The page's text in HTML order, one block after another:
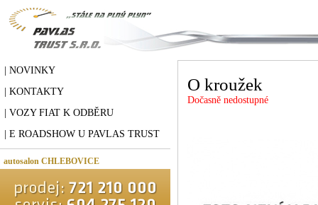
| NOVINKY
| KONTAKTY
| VOZY FIAT K ODBĚRU
| E ROADSHOW U PAVLAS TRUST
autosalon CHLEBOVICE
O kroužek
Dočasně nedostupné